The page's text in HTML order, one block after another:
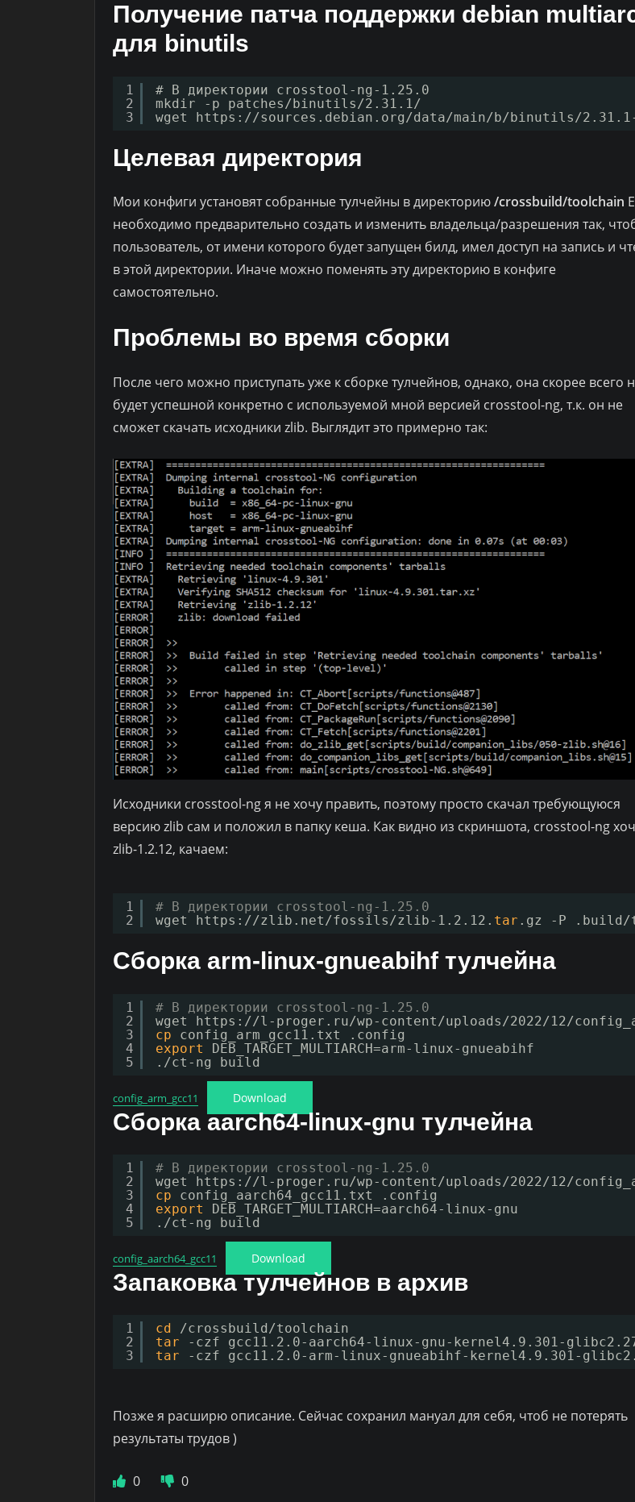
Получение патча поддержки debian
для binutils
1
2
3
# В директории crosstool-ng-1.25.0
mkdir -p patches/binutils/2.31.1/
wget https://sources.debian.org/data/main/b/binutils/2.31.1-
Целевая директория
Мои конфиги установят собранные тулчейны в директорию/crossbuild/toolchain
необходимо предварительно создать и изменить владельца/разрешения так,
пользователь, от имени которого будет запущен билд, имел доступ на запись и
в этой директории. Иначе можно поменять эту директорию в конфиге
самостоятельно.
Проблемы во время сборки
После чего можно приступать уже к сборке тулчейнов, однако, она скорее всего
будет успешной конкретно с используемой мной версией crosstool-ng, т.к. он не
сможет скачать исходники zlib. Выглядит это примерно так:
Исходники crosstool-ng я не хочу править, поэтому просто скачал требующуюся
версию zlib сам и положил в папку кеша. Как видно из скриншота, crosstool-ng
zlib-1.2.12, качаем:
1
2
# В директории crosstool-ng-1.25.0
wget https: //zlib .net/fossils/zlib-1 .2.12. tar .gz -P .build /
Сборка arm-linux-gnueabihf тулчейна
1
2
3
4
5
# В директории crosstool-ng-1.25.0
wget https: //l-proger .ru/wp-content/uploads/2022/12/
cp
config_arm_gcc11.txt .config
export
DEB_TARGET_MULTIARCH=arm-linux-gnueabihf
. /ct-ng build
config_arm_gcc11 Download
Сборка aarch64-linux-gnu тулчейна
1
2
3
4
5
# В директории crosstool-ng-1.25.0
wget https: //l-proger .ru/wp-content/uploads/2022/12/
cp
config_aarch64_gcc11.txt .config
export
DEB_TARGET_MULTIARCH=aarch64-linux-gnu
. /ct-ng build
config_aarch64_gcc11 Download
Запаковка тулчейнов в архив
1
2
3
cd
/crossbuild/toolchain
tar
-czf gcc11.2.0-aarch64-linux-gnu-kernel4.9.301-
tar
-czf gcc11.2.0-arm-linux-gnueabihf-kernel4.9.301-
Позже я расширю описание. Сейчас сохранил мануал для себя, чтоб не потерять
результаты трудов )
0 0